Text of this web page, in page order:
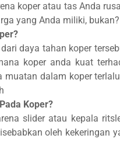
koper atau tas Anda
yang Anda miliki, bukan?
daya tahan koper
koper anda kuat
dalam koper
Koper?
slider atau kepala
oleh kekeringan